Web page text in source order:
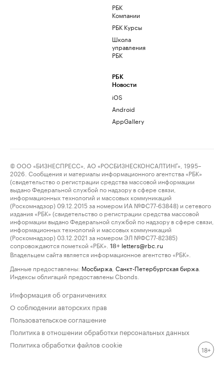
РБК
Компании
РБК Курсы
Школа
управления
РБК
РБК
Новости
iOS
Android
AppGallery
© ООО «БИЗНЕСПРЕСС», АО «РОСБИЗНЕСКОНСАЛТИНГ», 1995–
2026. Сообщения и материалы информационного агентства «РБК»
(свидетельство о регистрации средства массовой информации
выдано Федеральной службой по надзору в сфере связи,
информационных технологий и массовых коммуникаций
(Роскомнадзор) 09.12.2015 за номером ИА №ФС77-63848) и сетевого
издания «РБК» (свидетельство о регистрации средства массовой
информации выдано Федеральной службой по надзору в сфере связи,
информационных технологий и массовых коммуникаций
(Роскомнадзор) 03.12.2021 за номером ЭЛ №ФС77-82385)
сопровождаются пометкой «РБК».
18+ letters@rbc.ru
Владельцем сайта является информационное агентство «РБК».
Данные предоставлены: Мосбиржа Санкт-Петербургская биржа
Индексы облигаций предоставлены Cbonds.
Информация об ограничениях
О соблюдении авторских прав
Пользовательское соглашение
Политика в отношении обработки персональных данных
Политика обработки файлов cookie
18+